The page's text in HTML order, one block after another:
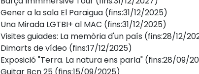
Gener a la sala El Paraigua (fins:31/12/2025)
Una Mirada LGTBI+ al MAC (fins:31/12/2025)
Visites guiades: La memòria d'un país (fins:28/12/
Dimarts de vídeo (fins:17/12/2025)
Exposició "Terra. La natura ens parla" (fins:28/09/